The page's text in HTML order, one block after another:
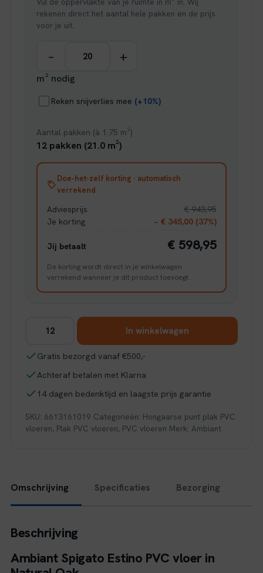
rekenen direct het aantal hele pakken en de prijs
voor je uit.
− +
m² nodig
Reken snijverlies mee (+10%)
Aantal pakken (à 1.75 m²)
12 pakken (21.0 m²)
Doe-het-zelf korting · automatisch
verrekend
Adviesprijs
€ 943,95
Je korting
− € 345,00 (37%)
Jij betaalt € 598,95
De korting wordt direct in je winkelwagen
verrekend wanneer je dit product toevoegt.
Spigato
Estino
punt
dryback
oak
In winkelwagen
Gratis bezorgd vanaf €500,-
Achteraf betalen met Klarna
14 dagen bedenktijd en laagste prijs garantie
SKU: 6613161019 Categorieën: Hongaarse punt plak PVC
vloeren, Plak PVC vloeren, PVC vloeren Merk: Ambiant
Omschrijving Specificaties Bezorging
Beschrijving
Ambiant Spigato Estino PVC vloer in